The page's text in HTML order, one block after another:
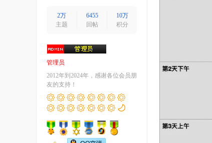
2万
主题
6455
回帖
10万
积分
管理员
2012年到2024年，感谢各位会员朋
友的支持！